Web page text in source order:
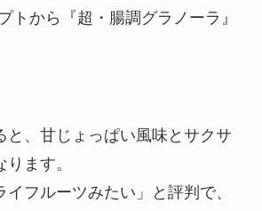
トから『超・腸調グラノーラ』
と、甘じょっぱい風味とサクサ
ます。
イフルーツみたい」と評判で、